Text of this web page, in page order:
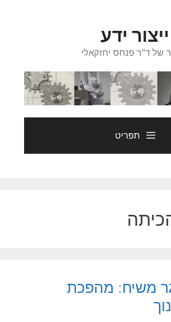
ייצור ידע
של ד"ר פנחס יחזקאלי
תפריט
משיח: מהפכת